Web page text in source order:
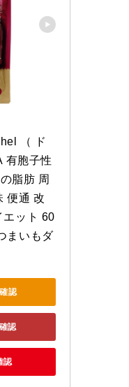
（ ド
有胞子性
脂肪 周
便通 改
エット 60
まいもダ
認
認
認